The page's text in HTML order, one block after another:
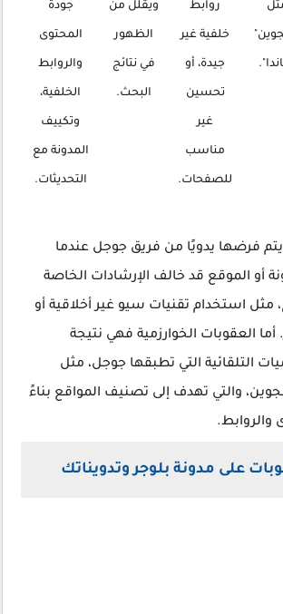
روابط
خلفية غير
جيدة، أو
تحسين
غير
مناسب
للصفحات.
ويقلل من
الظهور
في نتائج
البحث.
جودة
المحتوى
والروابط
الخلفية،
وتكييف
المدونة مع
التحديثات.
يتم فرضها يدويًا من فريق جوجل عندما
أو الموقع قد خالف الإرشادات الخاصة
استخدام تقنيات سيو غير أخلاقية أو
العقوبات الخوارزمية فهي نتيجة
التلقائية التي تطبقها جوجل، مثل
والتي تهدف إلى تصنيف المواقع بناءً
والروابط.
على مدونة بلوجر وتدويناتك